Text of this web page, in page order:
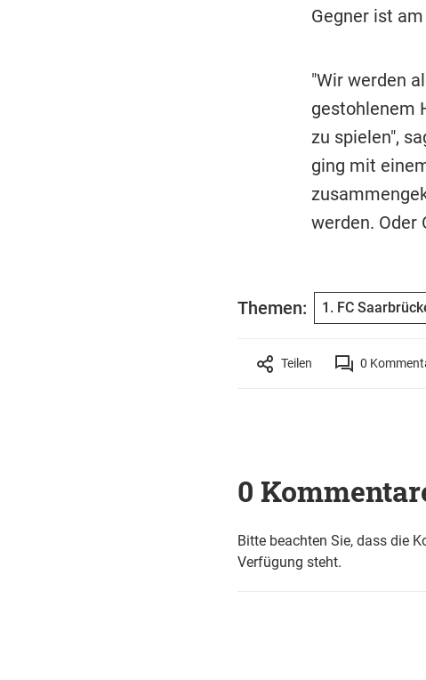
Gegner ist
"Wir werden
gestohlenem
zu spielen",
ging mit
werden. Oder
Themen: 1. FC
Teilen 0
0
Bitte beachten Sie, dass die
Verfügung steht.